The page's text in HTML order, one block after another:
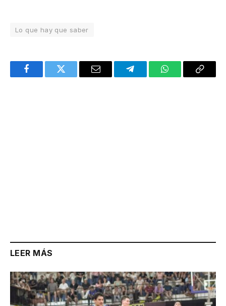
Lo que hay que saber
FacebookTwitter Email TelegramWhatsAppCopy
LEER MÁS